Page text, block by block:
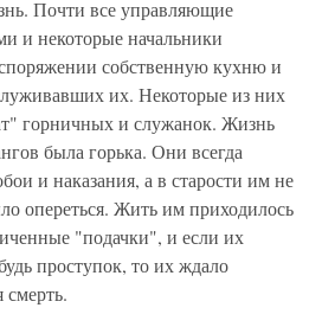
Почти все управляющие
и некоторые начальники
собственную кухню и
их. Некоторые из них
горничных и служанок. Жизнь
была горька. Они всегда
и наказания, а в старости им не
опереться. Жить им приходилось
"подачки", и если их
проступок, то их ждало